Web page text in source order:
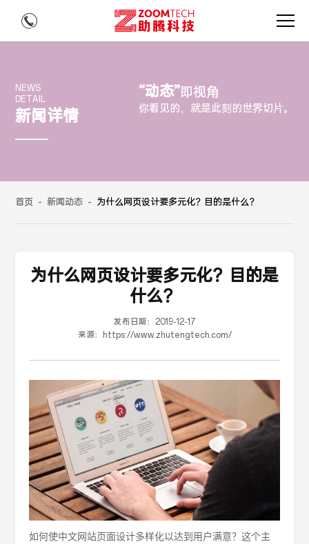
NEWS
DETAIL
新闻详情
“动态”即视角
你看见的，就是此刻的世界切片。
首页 - 新闻动态 - 为什么网页设计要多元化？目的是什么？
为什么网页设计要多元化？目的是
什么？
发布日期：
2019-12-17
来源：
https://www.zhutengtech.com/
如何使中文网站页面设计多样化以达到用户满意？这个主